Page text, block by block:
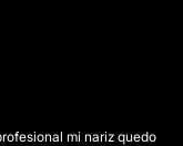
mi nariz quedo